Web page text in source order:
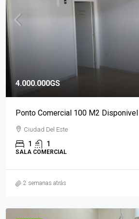
4.000.000GS
Ponto Comercial 100 M2 Disponivel
Ciudad Del Este
1 1
SALA COMERCIAL
2 semanas atrás